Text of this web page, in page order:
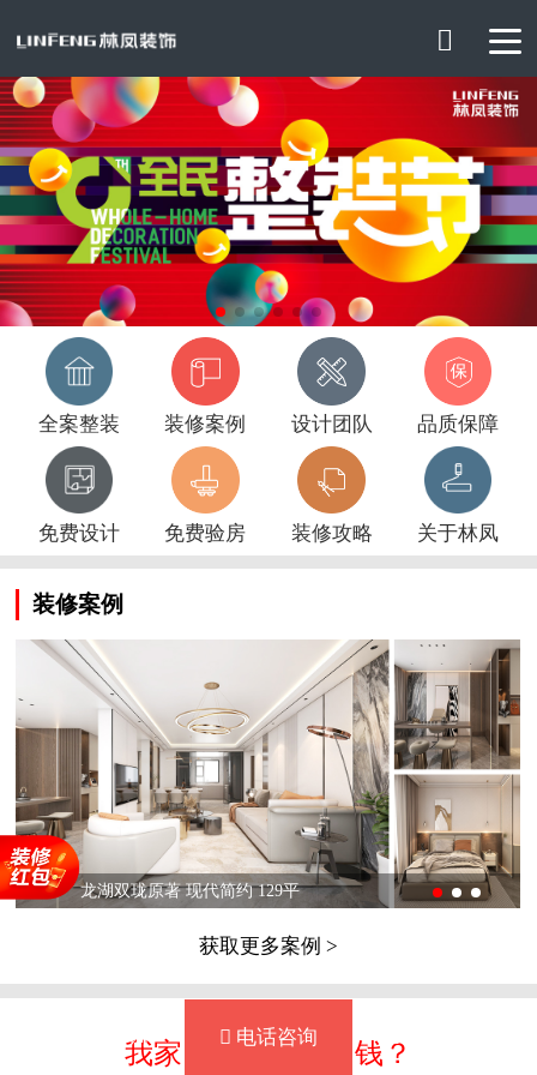

全案整装 装修案例 设计团队 品质保障
免费设计 免费验房 装修攻略 关于林凤
装修案例
龙湖双珑原著 现代简约 129平
获取更多案例 >
我家装修需要多少钱？
 在线咨询  电话咨询  装修报价